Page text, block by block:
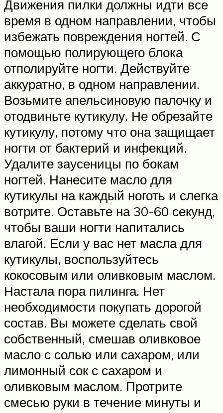
Движения пилки должны идти все
время в одном направлении, чтобы
избежать повреждения ногтей. С
помощью полирующего блока
отполируйте ногти. Действуйте
аккуратно, в одном направлении.
Возьмите апельсиновую палочку и
отодвиньте кутикулу. Не обрезайте
кутикулу, потому что она защищает
ногти от бактерий и инфекций.
Удалите заусеницы по бокам
ногтей. Нанесите масло для
кутикулы на каждый ноготь и слегка
вотрите. Оставьте на 30-60 секунд,
чтобы ваши ногти напитались
влагой. Если у вас нет масла для
кутикулы, воспользуйтесь
кокосовым или оливковым маслом.
Настала пора пилинга. Нет
необходимости покупать дорогой
состав. Вы можете сделать свой
собственный, смешав оливковое
масло с солью или сахаром, или
лимонный сок с сахаром и
оливковым маслом. Протрите
смесью руки в течение минуты и